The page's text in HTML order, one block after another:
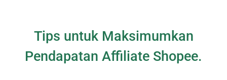
Tips untuk Maksimumkan
Pendapatan Affiliate Shopee.